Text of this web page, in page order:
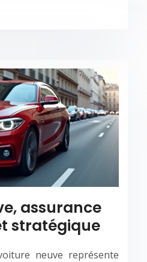
assurance
stratégique
neuve représente